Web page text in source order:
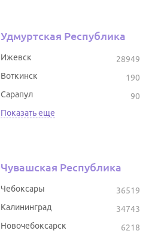
Удмуртская Республика
28949
Ижевск
190
Воткинск
90
Сарапул
Показать еще
Чувашская Республика
36519
Чебоксары
34743
Калининград
6218
Новочебоксарск